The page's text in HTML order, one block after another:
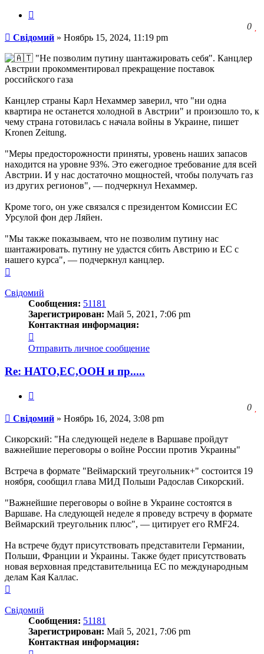
0
Сообщение
Свідомий » Ноябрь 15, 2024, 11:19 pm
"Не позволим путину шантажировать себя". Канцлер
Австрии прокомментировал прекращение поставок
российского газа
Канцлер страны Карл Нехаммер заверил, что "ни одна
квартира не останется холодной в Австрии" и произошло то, к
чему страна готовилась с начала войны в Украине, пишет
Kronen Zeitung.
"Меры предосторожности приняты, уровень наших запасов
находится на уровне 93%. Это ежегодное требование для всей
Австрии. И у нас достаточно мощностей, чтобы получать газ
из других регионов", — подчеркнул Нехаммер.
Кроме того, он уже связался с президентом Комиссии ЕС
Урсулой фон дер Ляйен.
"Мы также показываем, что не позволим путину нас
шантажировать. путину не удастся сбить Австрию и ЕС с
нашего курса", — подчеркнул канцлер.
началу
Свідомий
Сообщения: 51181
Зарегистрирован: Май 5, 2021, 7:06 pm
Контактная информация:
информация
пользователя
Свідомий
Отправить личное сообщение
Re: НАТО,ЕС,ООН и пр.....
0
Сообщение
Свідомий » Ноябрь 16, 2024, 3:08 pm
Сикорский: "На следующей неделе в Варшаве пройдут
важнейшие переговоры о войне России против Украины"
Встреча в формате "Веймарский треугольник+" состоится 19
ноября, сообщил глава МИД Польши Радослав Сикорский.
"Важнейшие переговоры о войне в Украине состоятся в
Варшаве. На следующей неделе я проведу встречу в формате
Веймарский треугольник плюс", — цитирует его RMF24.
На встрече будут присутствовать представители Германии,
Польши, Франции и Украины. Также будет присутствовать
новая верховная представительница ЕС по международным
делам Кая Каллас.
началу
Свідомий
Сообщения: 51181
Зарегистрирован: Май 5, 2021, 7:06 pm
Контактная информация: